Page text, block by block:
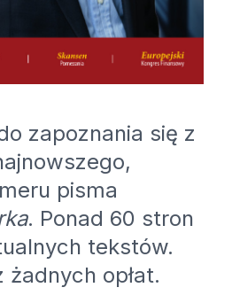
zapoznania się z
pisma
. Ponad 60 stron
tekstów.
opłat.